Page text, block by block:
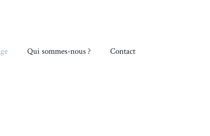
Qui sommes-nous ? Contact